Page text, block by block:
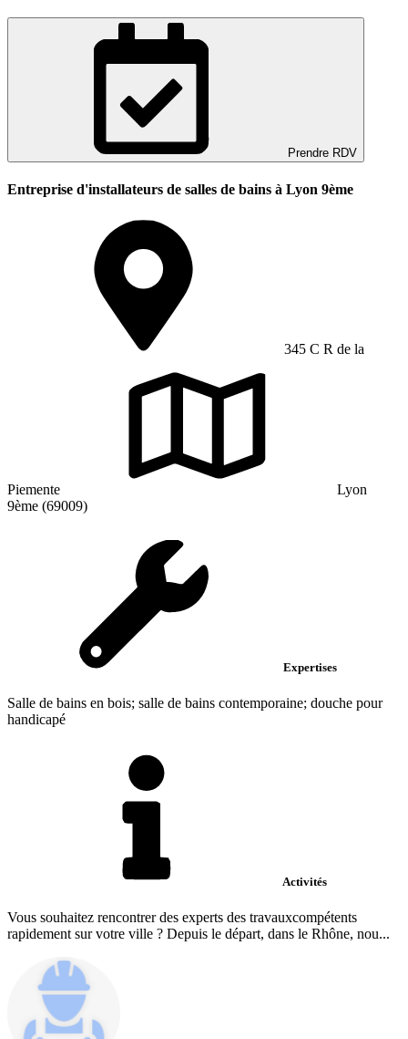
Prendre RDV
Entreprise d'installateurs de salles de bains à Lyon 9ème
345 C R de la
Piemente
Lyon
9ème (69009)
Expertises
Salle de bains en bois; salle de bains contemporaine; douche pour
handicapé
Activités
Vous souhaitez rencontrer des experts des travauxcompétents
rapidement sur votre ville ? Depuis le départ, dans le Rhône, nou...